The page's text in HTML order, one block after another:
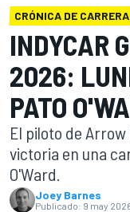
CRÓNICA DE CARRERA
INDYCAR
2026:
PATO
El piloto de
victoria en una
O'Ward.
Joey Barnes
Publicado: 9 may